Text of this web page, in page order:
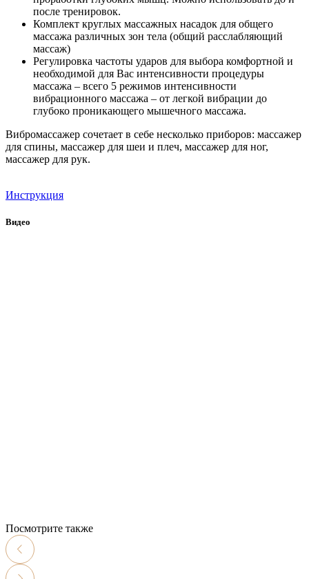
после тренировок.
Комплект круглых массажных насадок для общего
массажа различных зон тела (общий расслабляющий
массаж)
Регулировка частоты ударов для выбора комфортной и
необходимой для Вас интенсивности процедуры
массажа – всего 5 режимов интенсивности
вибрационного массажа – от легкой вибрации до
глубоко проникающего мышечного массажа.
Вибромассажер сочетает в себе несколько приборов: массажер
для спины, массажер для шеи и плеч, массажер для ног,
массажер для рук.
Инструкция
Видео
Посмотрите также